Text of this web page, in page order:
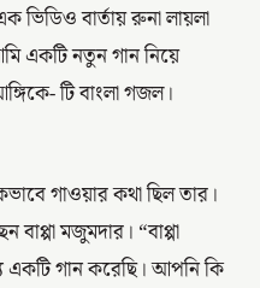
ভিডিও বার্তায় রুনা লায়লা
একটি নতুন গান নিয়ে
টি বাংলা গজল।
গাওয়ার কথা ছিল তার।
মজুমদার। “বাপ্পা
গান করেছি। আপনি কি